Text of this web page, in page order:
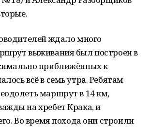
ждало много
выживания был построен в
приближённых к
всё в семь утра. Ребятам
маршрут в 14 км,
на хребет Крака, и
Во время похода они строили